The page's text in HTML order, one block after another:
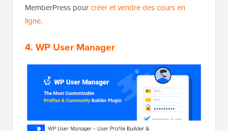
MemberPress pourcréer et vendre des cours en
ligne.
4. WP User Manager